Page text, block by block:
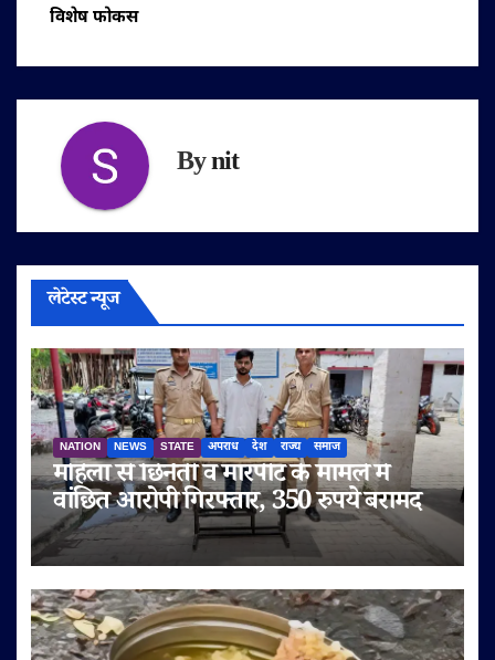
विशेष फोकस
Bynit
लेटेस्ट न्यूज
NATION NEWS STATE अपराध देश राज्य समाज
महिला से छिनैती व मारपीट के मामले में
वांछित आरोपी गिरफ्तार, 350 रुपये बरामद